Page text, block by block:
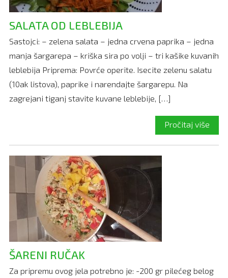
SALATA OD LEBLEBIJA
Sastojci: – zelena salata – jedna crvena paprika – jedna
manja šargarepa – kriška sira po volji – tri kašike kuvanih
leblebija Priprema: Povrće operite. Isecite zelenu salatu
(10ak listova), paprike i narendajte šargarepu. Na
zagrejani tiganj stavite kuvane leblebije, […]
Pročitaj više
ŠARENI RUČAK
Za pripremu ovog jela potrebno je: -200 gr pilećeg belog